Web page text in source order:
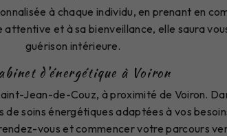
à chaque individu, en prenant en
et à sa bienveillance, elle saura
guérison intérieure.
d'énergétique à Voiron
Jean-de-Couz, à proximité de Voiron.
soins énergétiques adaptées à vos
vous et commencer votre parcours